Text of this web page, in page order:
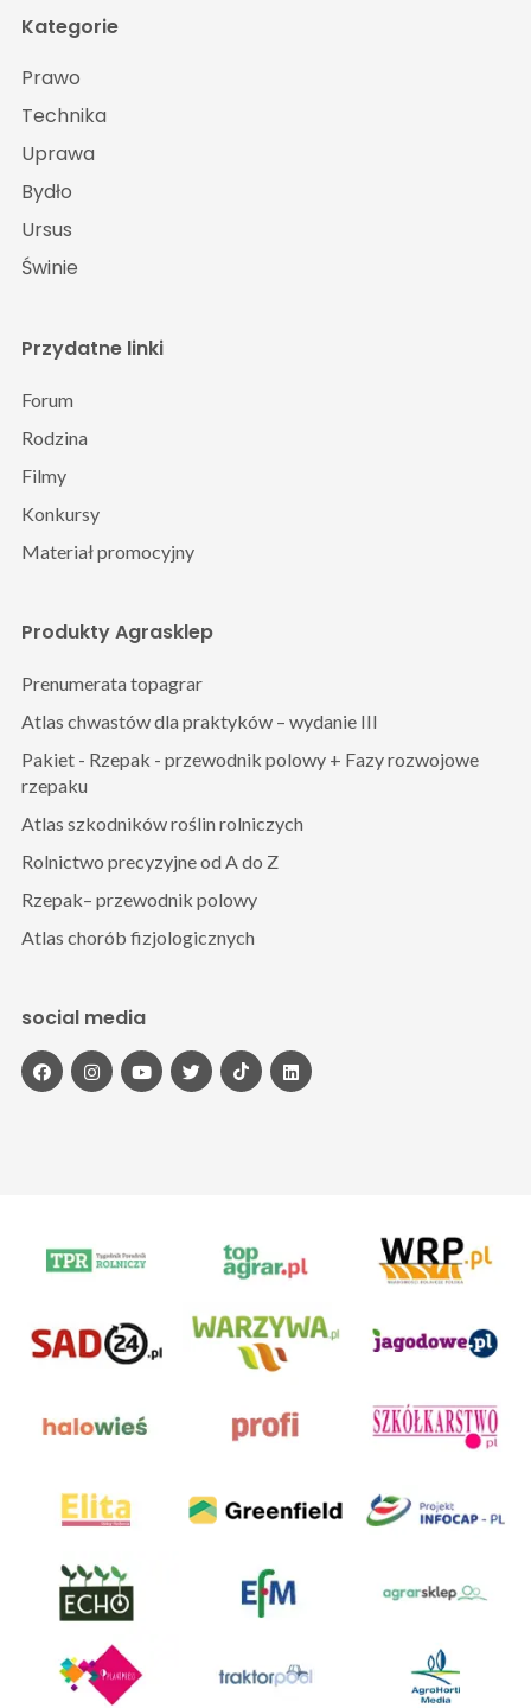
Kategorie
Prawo
Technika
Uprawa
Bydło
Ursus
Świnie
Produkty Agrasklep
Prenumerata topagrar
Atlas chwastów dla praktyków – wydanie III
Pakiet - Rzepak - przewodnik polowy + Fazy rozwojowe
rzepaku
Atlas szkodników roślin rolniczych
Rolnictwo precyzyjne od A do Z
Rzepak– przewodnik polowy
Atlas chorób fizjologicznych
Przydatne linki
Forum
Rodzina
Filmy
Konkursy
Materiał promocyjny
social media